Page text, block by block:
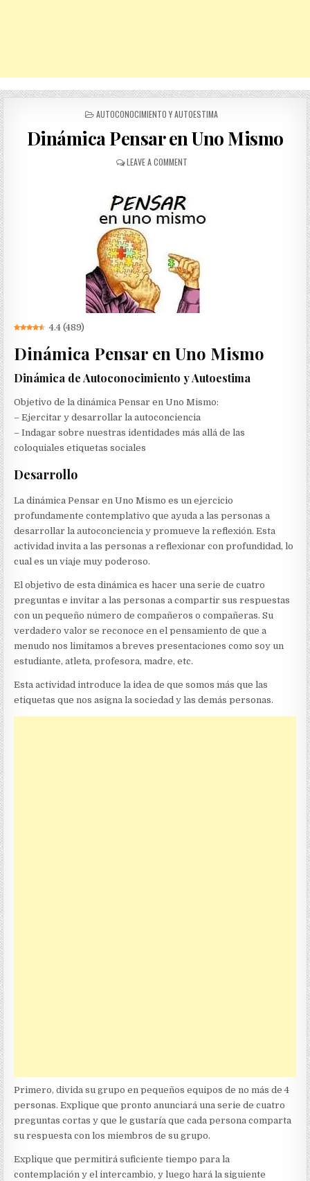
POSTED
AUTOCONOCIMIENTO Y AUTOESTIMA
Dinámica Pensar en Uno Mismo
LEAVE A COMMENTON
MISMO
4.4 (489)
Dinámica Pensar en Uno Mismo
Dinámica de Autoconocimiento y Autoestima
Objetivo de la dinámica Pensar en Uno Mismo:
– Ejercitar y desarrollar la autoconciencia
– Indagar sobre nuestras identidades más allá de las
coloquiales etiquetas sociales
Desarrollo
La dinámica Pensar en Uno Mismo es un ejercicio
profundamente contemplativo que ayuda a las personas a
desarrollar la autoconciencia y promueve la reflexión. Esta
actividad invita a las personas a reflexionar con profundidad, lo
cual es un viaje muy poderoso.
El objetivo de esta dinámica es hacer una serie de cuatro
preguntas e invitar a las personas a compartir sus respuestas
con un pequeño número de compañeros o compañeras. Su
verdadero valor se reconoce en el pensamiento de que a
menudo nos limitamos a breves presentaciones como soy un
estudiante, atleta, profesora, madre, etc.
Esta actividad introduce la idea de que somos más que las
etiquetas que nos asigna la sociedad y las demás personas.
Primero, divida su grupo en pequeños equipos de no más de 4
personas. Explique que pronto anunciará una serie de cuatro
preguntas cortas y que le gustaría que cada persona comparta
su respuesta con los miembros de su grupo.
Explique que permitirá suficiente tiempo para la
contemplación y el intercambio, y luego hará la siguiente